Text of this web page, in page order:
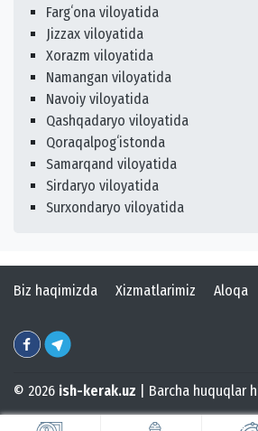
Fargʻona viloyatida
Jizzax viloyatida
Xorazm viloyatida
Namangan viloyatida
Navoiy viloyatida
Qashqadaryo viloyatida
Qoraqalpogʻistonda
Samarqand viloyatida
Sirdaryo viloyatida
Surxondaryo viloyatida
Biz haqimizda Xizmatlarimiz Aloqa
© 2026 ish-kerak.uz | Barcha huquqlar